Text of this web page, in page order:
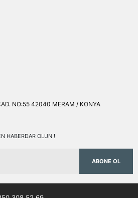
NO:55 42040 MERAM / KONYA
HABERDAR OLUN !
ABONE OL